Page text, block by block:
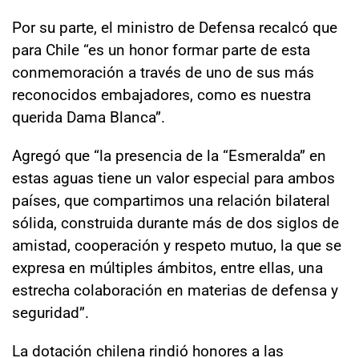
Por su parte, el ministro de Defensa recalcó que
para Chile “es un honor formar parte de esta
conmemoración a través de uno de sus más
reconocidos embajadores, como es nuestra
querida Dama Blanca”.
Agregó que “la presencia de la “Esmeralda” en
estas aguas tiene un valor especial para ambos
países, que compartimos una relación bilateral
sólida, construida durante más de dos siglos de
amistad, cooperación y respeto mutuo, la que se
expresa en múltiples ámbitos, entre ellas, una
estrecha colaboración en materias de defensa y
seguridad”.
La dotación chilena rindió honores a las